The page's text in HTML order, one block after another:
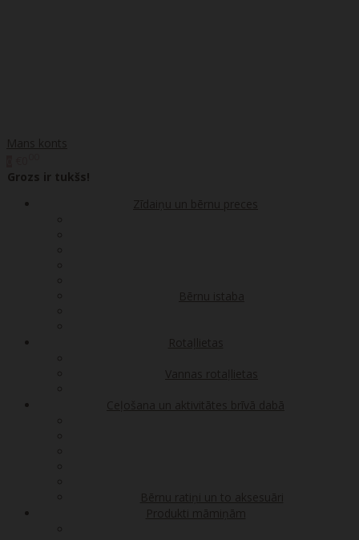
Mans konts
Grozs ir tukšs!
Zīdaiņu un bērnu preces
Bērnu istaba
Rotaļlietas
Vannas rotaļlietas
Ceļošana un aktivitātes brīvā dabā
Bērnu ratiņi un to aksesuāri
Produkti māmiņām